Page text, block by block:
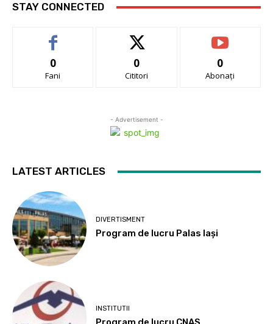
STAY CONNECTED
0
Fani
0
Cititori
0
Abonați
- Advertisement -
LATEST ARTICLES
DIVERTISMENT
Program de lucru Palas Iași
INSTITUTII